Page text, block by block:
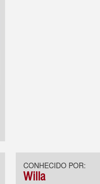
CONHECIDO POR:
Willa